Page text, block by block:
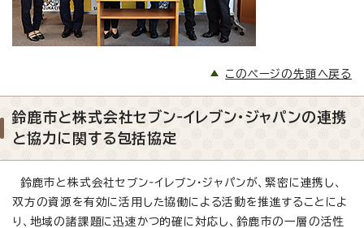
このページの先頭へ戻る
鈴鹿市と株式会社セブン‐イレブン・ジャパンの連携
と協力に関する包括協定
鈴鹿市と株式会社セブン‐イレブン・ジャパンが、緊密に連携し、
双方の資源を有効に活用した協働による活動を推進することによ
り、地域の諸課題に迅速かつ的確に対応し、鈴鹿市の一層の活性